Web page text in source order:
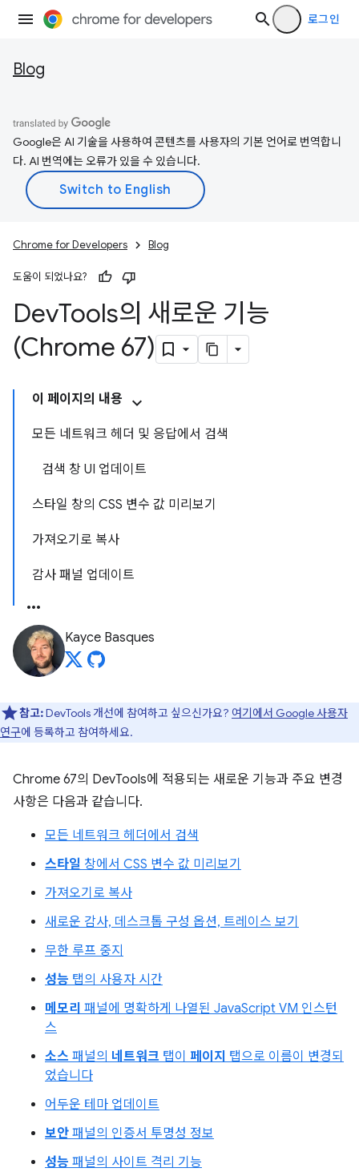
로그인
Blog
Google은 AI 기술을 사용하여 콘텐츠를 사용자의 기본 언어로 번역합니
다. AI 번역에는 오류가 있을 수 있습니다.
Chrome for Developers Blog
도움이 되었나요?
DevTools의 새로운 기능
(Chrome 67)
이 페이지의 내용
모든 네트워크 헤더 및 응답에서 검색
검색 창 UI 업데이트
스타일 창의 CSS 변수 값 미리보기
가져오기로 복사
감사 패널 업데이트
Kayce Basques
참고:DevTools 개선에 참여하고 싶으신가요? 여기에서 Google 사용자
연구에 등록하고 참여하세요.
Chrome 67의 DevTools에 적용되는 새로운 기능과 주요 변경
사항은 다음과 같습니다.
모든 네트워크 헤더에서 검색
스타일 창에서 CSS 변수 값 미리보기
가져오기로 복사
새로운 감사, 데스크톱 구성 옵션, 트레이스 보기
무한 루프 중지
성능 탭의 사용자 시간
메모리 패널에 명확하게 나열된 JavaScript VM 인스턴
스
소스 패널의 네트워크 탭이 페이지 탭으로 이름이 변경되
었습니다
어두운 테마 업데이트
보안 패널의 인증서 투명성 정보
성능 패널의 사이트 격리 기능